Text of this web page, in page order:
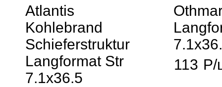
Atlantis
Kohlebrand
Schieferstruktur
Langformat Str
7.1x36.5
113 Р/